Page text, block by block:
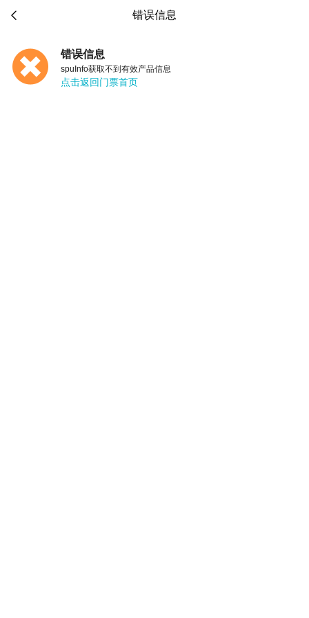
 错误信息
错误信息
spuInfo获取不到有效产品信息
点击返回门票首页